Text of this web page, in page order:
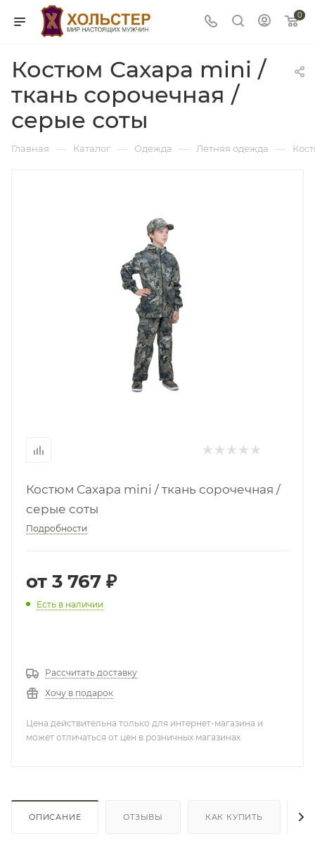
0
Костюм Сахара mini /
ткань сорочечная /
серые соты
Главная — Каталог — Одежда — Летняя одежда —
Костюм Сахара mini / ткань сорочечная /
серые соты
Подробности
от 3 767 ₽
Есть в наличии
Рассчитать доставку
Хочу в подарок
Цена действительна только для интернет-магазина и
может отличаться от цен в розничных магазинах
ОПИСАНИЕ ОТЗЫВЫ КАК КУПИТЬ